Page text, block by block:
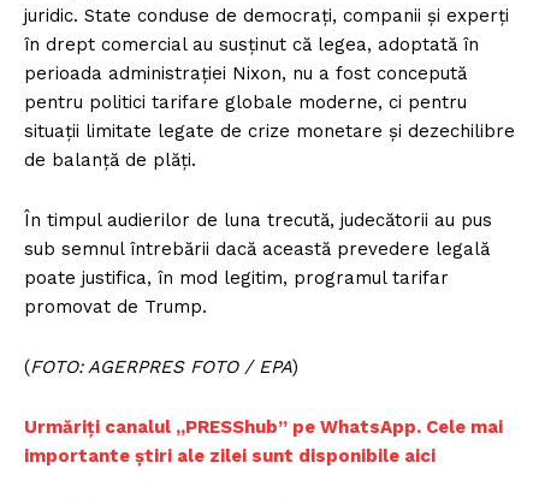
juridic. State conduse de democrați, companii și experți
în drept comercial au susținut că legea, adoptată în
perioada administrației Nixon, nu a fost concepută
pentru politici tarifare globale moderne, ci pentru
situații limitate legate de crize monetare și dezechilibre
de balanță de plăți.
În timpul audierilor de luna trecută, judecătorii au pus
sub semnul întrebării dacă această prevedere legală
poate justifica, în mod legitim, programul tarifar
promovat de Trump.
(FOTO: AGERPRES FOTO / EPA)
Urmăriți canalul „PRESShub” pe WhatsApp. Cele mai
importante știri ale zilei sunt disponibile aici